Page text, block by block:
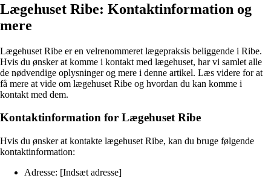
Lægehuset Ribe: Kontaktinformation og
mere
Lægehuset Ribe er en velrenommeret lægepraksis beliggende i Ribe.
Hvis du ønsker at komme i kontakt med lægehuset, har vi samlet alle
de nødvendige oplysninger og mere i denne artikel. Læs videre for at
få mere at vide om lægehuset Ribe og hvordan du kan komme i
kontakt med dem.
Kontaktinformation for Lægehuset Ribe
Hvis du ønsker at kontakte lægehuset Ribe, kan du bruge følgende
kontaktinformation:
Adresse: [Indsæt adresse]